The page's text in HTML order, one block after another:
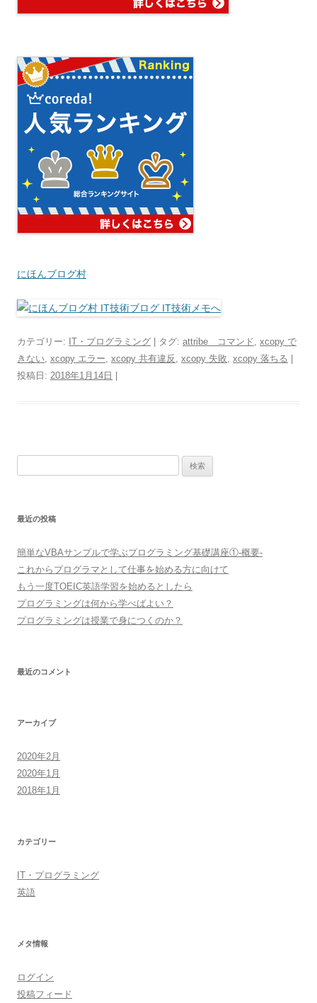
にほんブログ村
カテゴリー: IT・プログラミング | タグ: attribe コマンド , xcopy で
きない, xcopy エラー, xcopy 共有違反 , xcopy 失敗, xcopy 落ちる
投稿日: 2018年1月14日
最近の投稿
簡単なVBAサンプルで学ぶプログラミング基礎講座①-概要-
これからプログラマとして仕事を始める方に向けて
もう一度TOEIC英語学習を始めるとしたら
プログラミングは何から学べばよい？
プログラミングは授業で身につくのか？
最近のコメント
アーカイブ
2020年2月
2020年1月
2018年1月
カテゴリー
IT・プログラミング
英語
メタ情報
ログイン
投稿フィード